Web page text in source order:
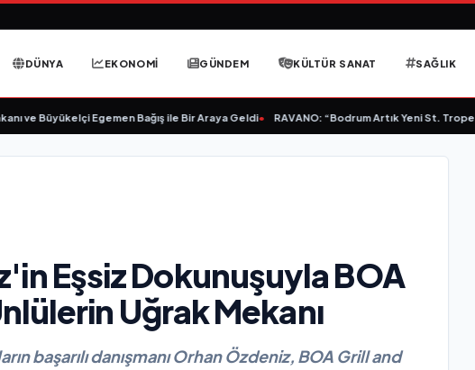
DÜNYA EKONOMİ GÜNDEM KÜLTÜR SANAT SAĞLIK
ve Büyükelçi Egemen Bağış ile Bir Araya Geldi• RAVANO: “Bodrum Artık Yeni St. Tropez
Eşsiz Dokunuşuyla BOA
Uğrak Mekanı
başarılı danışmanı Orhan Özdeniz, BOA Grill and